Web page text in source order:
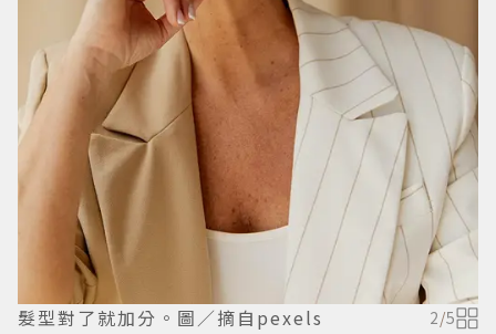
髮型對了就加分。圖／摘自pexels 2/5